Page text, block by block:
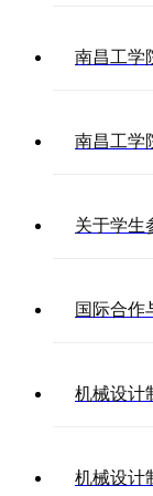
南昌工学
南昌工学
关于学生
国际合作
机械设计
机械设计